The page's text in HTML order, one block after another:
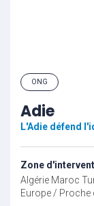
ONG
Adie
L'Adie défend
Zone
Algérie Maroc
Europe /